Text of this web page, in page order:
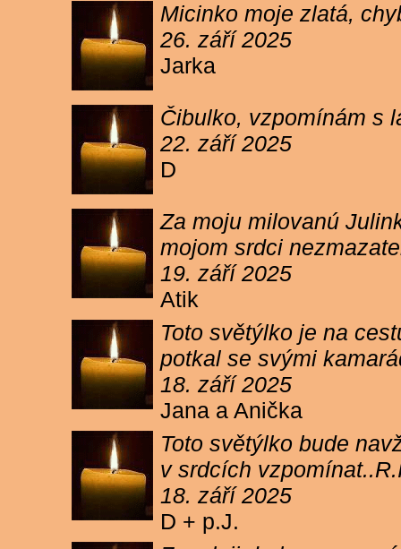
Micinko moje zlatá,
26. září 2025
Jarka
Čibulko, vzpomínám s
22. září 2025
D
Za moju milovanú
mojom srdci
19. září 2025
Atik
Toto světýlko je na
potkal se svými
18. září 2025
Jana a Anička
Toto světýlko bude
v srdcích
18. září 2025
D + p.J.